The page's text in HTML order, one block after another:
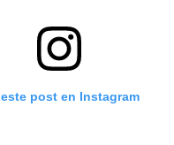
este post en Instagram